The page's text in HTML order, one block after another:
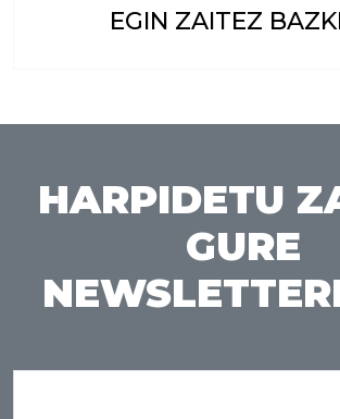
EGIN ZAITEZ
HARPIDETU
GURE